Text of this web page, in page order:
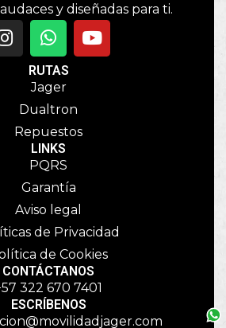
y diseñadas para ti.
RUTAS
Jager
Dualtron
Repuestos
LINKS
PQRS
Garantía
Aviso legal
de Privacidad
de Cookies
CONTÁCTANOS
322 670 7401
ESCRÍBENOS